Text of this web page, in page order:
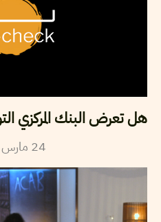
هل تعرض البنك المركزي
24 مارس